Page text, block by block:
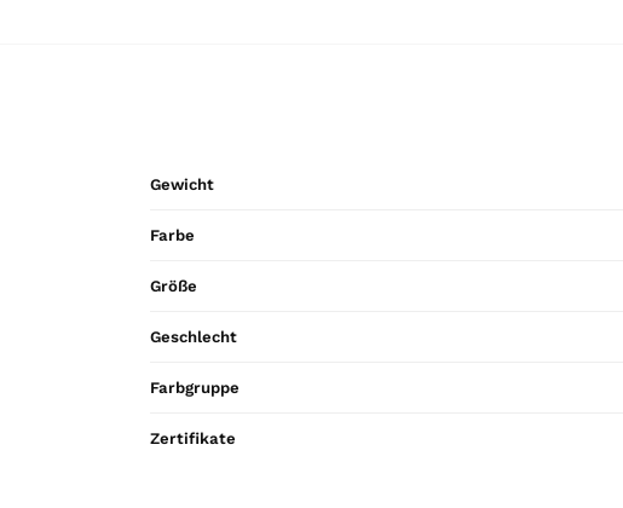
Gewicht
Farbe
Größe
Geschlecht
Farbgruppe
Zertifikate